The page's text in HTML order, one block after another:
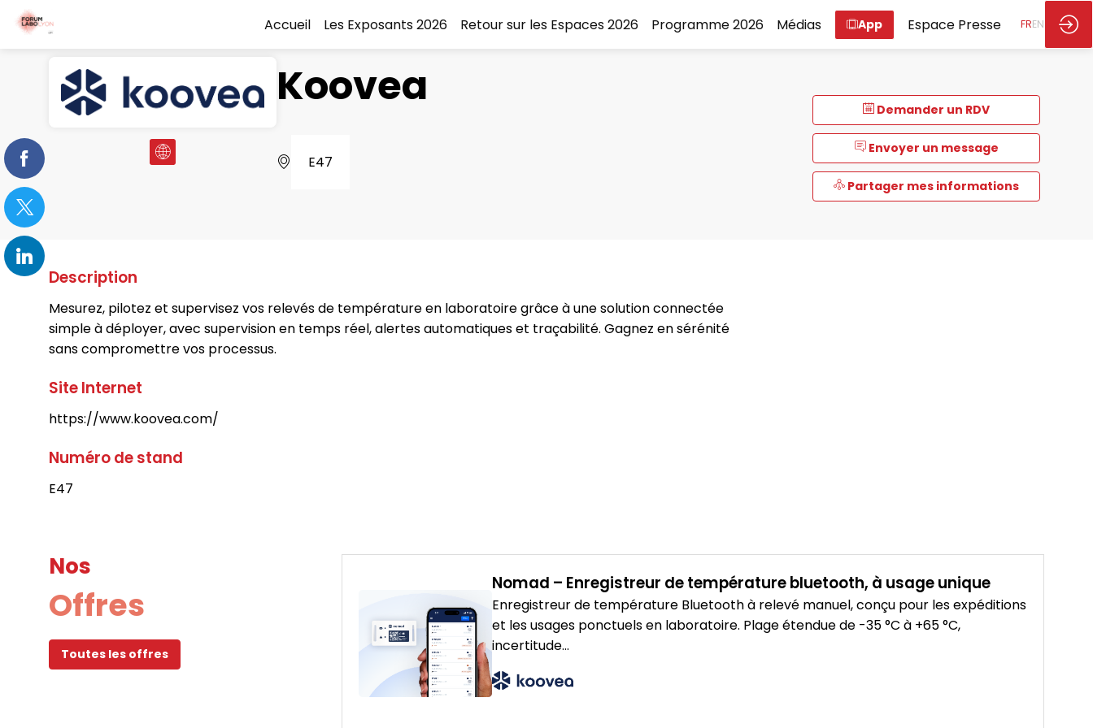
Accueil Les Exposants 2026 Retour sur les Espaces 2026 Programme 2026 Médias App Espace Presse FREN
Demander un RDV
Envoyer un message
Partager mes informations
Koovea
E47
Description
Mesurez, pilotez et supervisez vos relevés de température en laboratoire grâce à une solution connectée
simple à déployer, avec supervision en temps réel, alertes automatiques et traçabilité. Gagnez en sérénité
sans compromettre vos processus.
Site Internet
https://www.koovea.com/
Numéro de stand
E47
Nos
Offres
Toutes les offres
Nomad – Enregistreur de température bluetooth, à usage unique
Enregistreur de température Bluetooth à relevé manuel, conçu pour les expéditions
et les usages ponctuels en laboratoire. Plage étendue de -35 °C à +65 °C,
incertitude...